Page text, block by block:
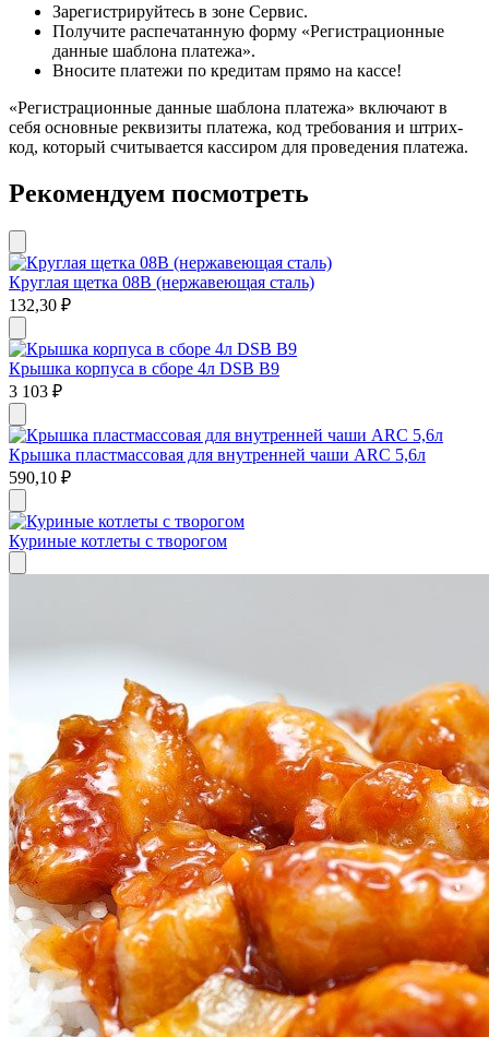
Зарегистрируйтесь в зоне Сервис.
Получите распечатанную форму «Регистрационные
данные шаблона платежа».
Вносите платежи по кредитам прямо на кассе!
«Регистрационные данные шаблона платежа» включают в
себя основные реквизиты платежа, код требования и штрих-
код, который считывается кассиром для проведения платежа.
Рекомендуем посмотреть
Круглая щетка 08В (нержавеющая сталь)
132,30 ₽
Крышка корпуса в сборе 4л DSB B9
3 103 ₽
Крышка пластмассовая для внутренней чаши ARC 5,6л
590,10 ₽
Куриные котлеты с творогом